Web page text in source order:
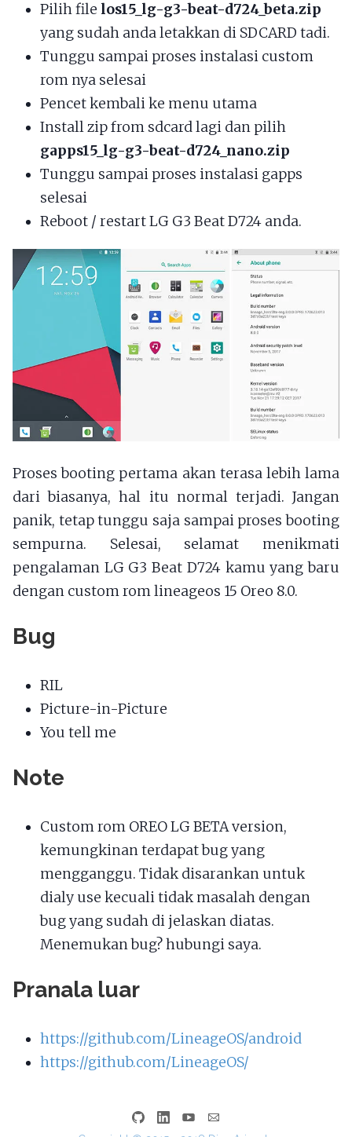
Pilih file los15_lg-g3-beat-d724_beta.zip
yang sudah anda letakkan di SDCARD tadi.
Tunggu sampai proses instalasi custom
rom nya selesai
Pencet kembali ke menu utama
Install zip from sdcard lagi dan pilih
gapps15_lg-g3-beat-d724_nano.zip
Tunggu sampai proses instalasi gapps
selesai
Reboot / restart LG G3 Beat D724 anda.
Proses booting pertama akan terasa lebih lama
dari biasanya, hal itu normal terjadi. Jangan
panik, tetap tunggu saja sampai proses booting
sempurna. Selesai, selamat menikmati
pengalaman LG G3 Beat D724 kamu yang baru
dengan custom rom lineageos 15 Oreo 8.0.
Bug
RIL
Picture-in-Picture
You tell me
Note
Custom rom OREO LG BETA version,
kemungkinan terdapat bug yang
mengganggu. Tidak disarankan untuk
dialy use kecuali tidak masalah dengan
bug yang sudah di jelaskan diatas.
Menemukan bug? hubungi saya.
Pranala luar
https://github.com/LineageOS/android
https://github.com/LineageOS/